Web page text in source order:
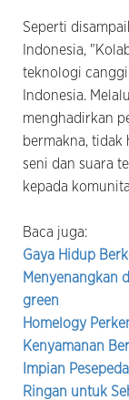
Seperti
Indonesia,
teknologi
Indonesia.
menghadirkan
bermakna, tidak
seni dan suara
kepada
Baca juga:
Gaya Hidup
Menyenangkan
green
Homelogy
Kenyamanan
Impian
Ringan untuk